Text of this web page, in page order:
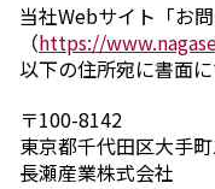
当社Webサイト「お
（https://
以下の住所宛に書面
〒100-8142
東京都千代田区大手
長瀬産業株式会社